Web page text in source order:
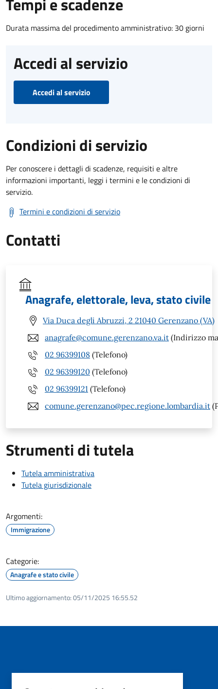
Durata massima del procedimento amministrativo: 30 giorni
Accedi al servizio
Accedi al servizio
Condizioni di servizio
Per conoscere i dettagli di scadenze, requisiti e altre
informazioni importanti, leggi i termini e le condizioni di
servizio.
Termini e condizioni di servizio
Contatti
Anagrafe, elettorale, leva, stato civile
Via Duca degli Abruzzi, 2 21040 Gerenzano (VA)
anagrafe@comune.gerenzano.va.it (Indirizzo
02 96399108 (Telefono)
02 96399120 (Telefono)
02 96399121 (Telefono)
comune.gerenzano@pec.regione.lombardia.it
Strumenti di tutela
Tutela amministrativa
Tutela giurisdizionale
Argomenti:
Immigrazione
Categorie:
Anagrafe e stato civile
Ultimo aggiornamento:05/11/2025 16:55.52